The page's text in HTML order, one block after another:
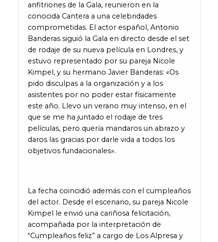
anfitriones de la Gala, reunieron en la
conocida Cantera a una celebridades
comprometidas. El actor español, Antonio
Banderas siguió la Gala en directo desde el set
de rodaje de su nueva película en Londres, y
estuvo representado por su pareja Nicole
Kimpel, y su hermano Javier Banderas: «Os
pido disculpas a la organización y a los
asistentes por no poder estar físicamente
este año. Llevo un verano muy intenso, en el
que se me ha juntado el rodaje de tres
películas, pero quería mandaros un abrazo y
daros las gracias por darle vida a todos los
objetivos fundacionales».
La fecha coincidió además con el cumpleaños
del actor. Desde el escenario, su pareja Nicole
Kimpel le envió una cariñosa felicitación,
acompañada por la interpretación de
“Cumpleaños feliz” a cargo de Los Alpresa y